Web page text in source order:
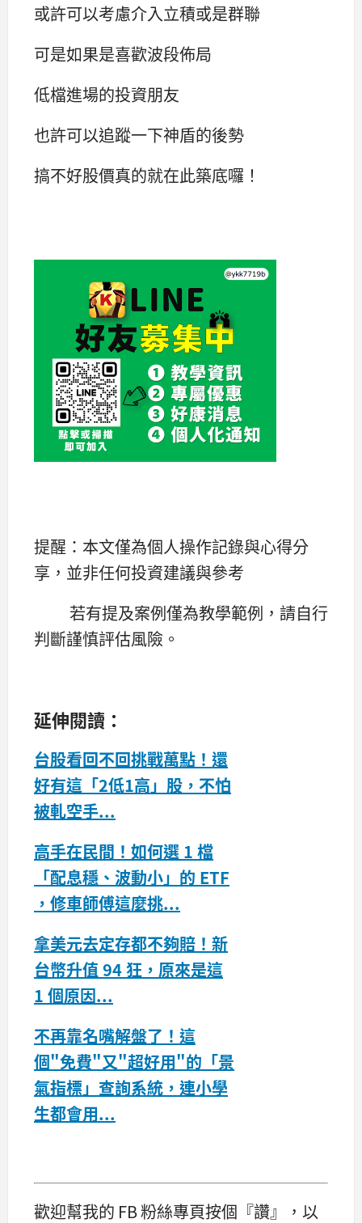
或許可以考慮介入立積或是群聯
可是如果是喜歡波段佈局
低檔進場的投資朋友
也許可以追蹤一下神盾的後勢
搞不好股價真的就在此築底囉！
提醒：本文僅為個人操作記錄與心得分
享，並非任何投資建議與參考
若有提及案例僅為教學範例，請自行
判斷謹慎評估風險。
延伸閱讀：
台股看回不回挑戰萬點！還
好有這「2低1高」股，不怕
被軋空手...
高手在民間！如何選 1 檔
「配息穩、波動小」的 ETF
，修車師傅這麼挑...
拿美元去定存都不夠賠！新
台幣升值 94 狂，原來是這
1 個原因...
不再靠名嘴解盤了！這
個"免費"又"超好用"的「景
氣指標」查詢系統，連小學
生都會用...
歡迎幫我的 FB 粉絲專頁按個『讚』，以